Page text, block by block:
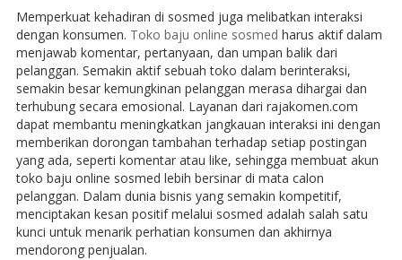
Memperkuat kehadiran di sosmed juga melibatkan interaksi
dengan konsumen. Toko baju online sosmed harus aktif dalam
menjawab komentar, pertanyaan, dan umpan balik dari
pelanggan. Semakin aktif sebuah toko dalam berinteraksi,
semakin besar kemungkinan pelanggan merasa dihargai dan
terhubung secara emosional. Layanan dari rajakomen.com
dapat membantu meningkatkan jangkauan interaksi ini dengan
memberikan dorongan tambahan terhadap setiap postingan
yang ada, seperti komentar atau like, sehingga membuat akun
toko baju online sosmed lebih bersinar di mata calon
pelanggan. Dalam dunia bisnis yang semakin kompetitif,
menciptakan kesan positif melalui sosmed adalah salah satu
kunci untuk menarik perhatian konsumen dan akhirnya
mendorong penjualan.